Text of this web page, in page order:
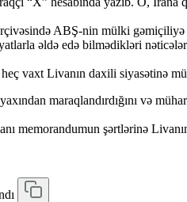
ABŞ-nin mülki
əldə edə bilmədikləri
vaxt Livanın daxili siyasətinə
maraqlandırdığını və
memorandumun şərtlərinə